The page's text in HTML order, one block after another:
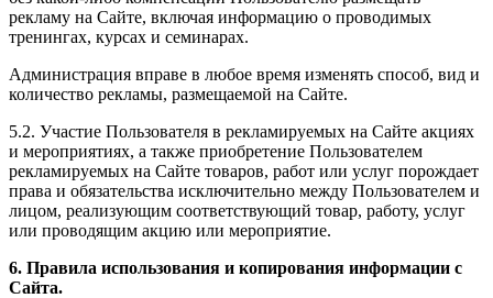
рекламу на Сайте, включая информацию о проводимых
тренингах, курсах и семинарах.
Администрация вправе в любое время изменять способ, вид и
количество рекламы, размещаемой на Сайте.
5.2. Участие Пользователя в рекламируемых на Сайте акциях
и мероприятиях, а также приобретение Пользователем
рекламируемых на Сайте товаров, работ или услуг порождает
права и обязательства исключительно между Пользователем и
лицом, реализующим соответствующий товар, работу, услуг
или проводящим акцию или мероприятие.
6. Правила использования и копирования информации с
Сайта.